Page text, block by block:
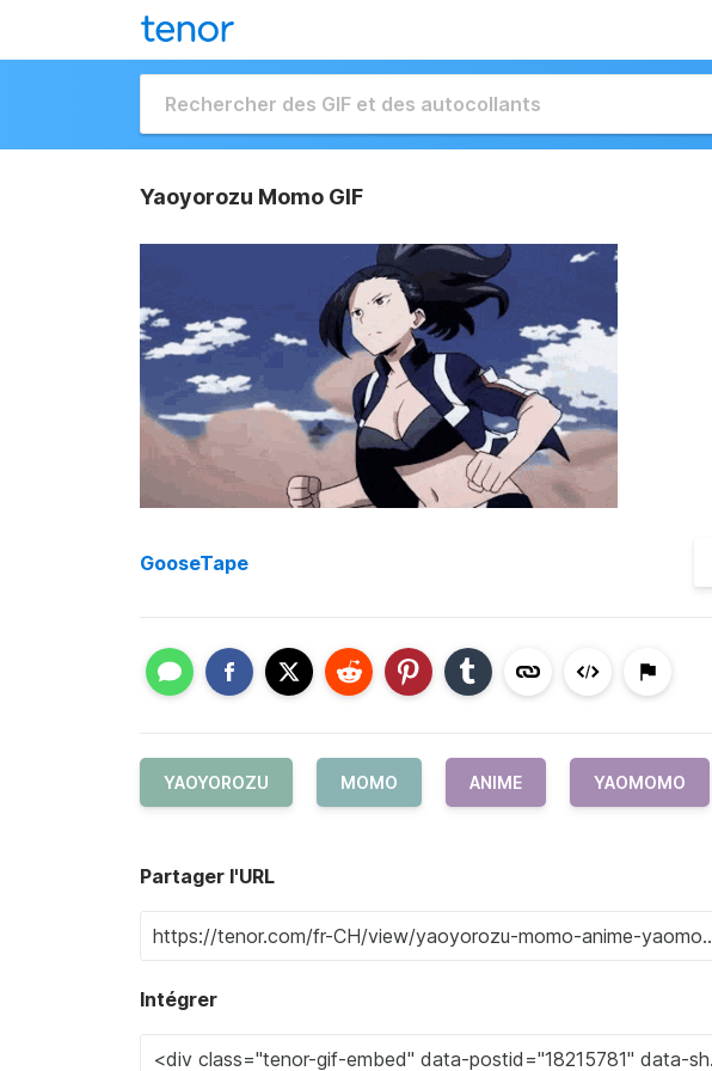
Yaoyorozu Momo GIF
GooseTape
YAOYOROZU MOMO ANIME YAOMOMO
Partager l'URL
Intégrer